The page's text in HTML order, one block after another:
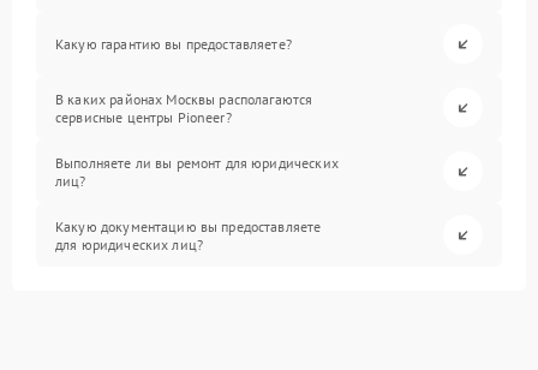
Какую гарантию вы предоставляете?
В каких районах Москвы располагаются
сервисные центры Pioneer?
Выполняете ли вы ремонт для юридических
лиц?
Какую документацию вы предоставляете
для юридических лиц?